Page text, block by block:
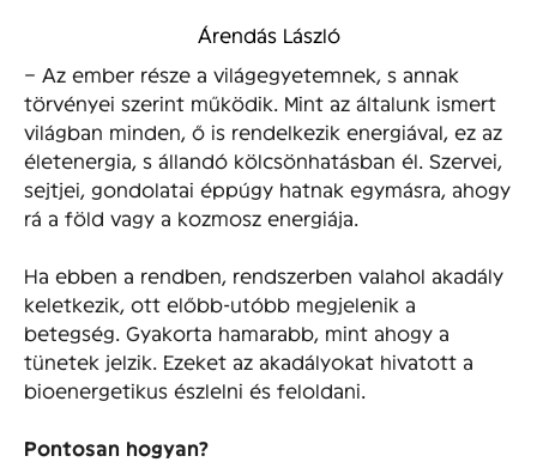
Árendás László
– Az ember része a világegyetemnek, s annak
törvényei szerint működik. Mint az általunk ismert
világban minden, ő is rendelkezik energiával, ez az
életenergia, s állandó kölcsönhatásban él. Szervei,
sejtjei, gondolatai éppúgy hatnak egymásra, ahogy
rá a föld vagy a kozmosz energiája.
Ha ebben a rendben, rendszerben valahol akadály
keletkezik, ott előbb-utóbb megjelenik a
betegség. Gyakorta hamarabb, mint ahogy a
tünetek jelzik. Ezeket az akadályokat hivatott a
bioenergetikus észlelni és feloldani.
Pontosan hogyan?